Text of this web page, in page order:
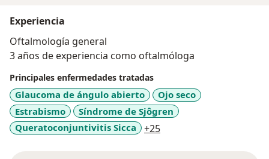
Experiencia
Oftalmología general
3 años de experiencia como oftalmóloga
Principales enfermedades tratadas
Glaucoma de ángulo abierto
Ojo seco
Estrabismo
Síndrome de Sjôgren
Queratoconjuntivitis Sicca
+25a11y_sr_more_diseases